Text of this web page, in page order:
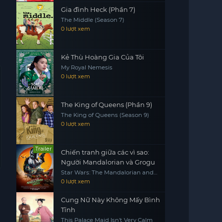
Gia đình Heck (Phần 7)
The Middle (Season 7)
0 lượt xem
Kẻ Thù Hoàng Gia Của Tôi
My Royal Nemesis
0 lượt xem
The King of Queens (Phần 9)
The King of Queens (Season 9)
0 lượt xem
Trailer
Chiến tranh giữa các vì sao:
Người Mandalorian và Grogu
Star Wars: The Mandalorian and
Grogu
0 lượt xem
Cung Nữ Này Không Mấy Bình
Tĩnh
This Palace Maid Isn't Very Calm